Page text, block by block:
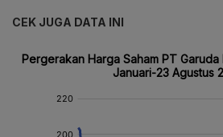
CEK JUGA DATA INI